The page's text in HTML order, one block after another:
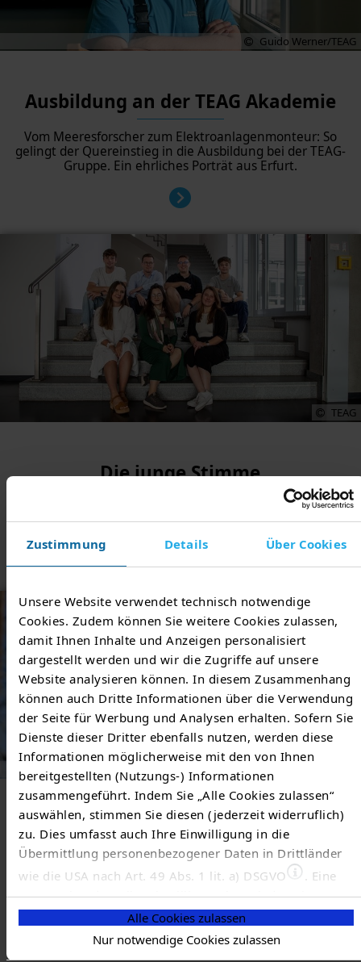
Zustimmung Details Über Cookies
Unsere Website verwendet technisch notwendige
Cookies. Zudem können Sie weitere Cookies zulassen,
damit Ihnen Inhalte und Anzeigen personalisiert
dargestellt werden und wir die Zugriffe auf unsere
Website analysieren können. In diesem Zusammenhang
können auch Dritte Informationen über die Verwendung
der Seite für Werbung und Analysen erhalten. Sofern Sie
Dienste dieser Dritter ebenfalls nutzen, werden diese
Informationen möglicherweise mit den von Ihnen
bereitgestellten (Nutzungs-) Informationen
zusammengeführt. Indem Sie „Alle Cookies zulassen“
auswählen, stimmen Sie diesen (jederzeit widerruflich)
zu. Dies umfasst auch Ihre Einwilligung in die
Übermittlung personenbezogener Daten in Drittländer
wie die USA nach Art. 49 Abs. 1 lit. a) DSGVO
. Eine
entsprechend erteilte Einwilligung kann jederzeit
widerrufen werden. Nähere Informationen zu allem
Vorgenannten finden Sie in dieser
Cookieerklärung
Datenschutzerklärung
Alle Cookies zulassen
Nur notwendige Cookies zulassen
Guido Werner/TEAG
Ausbildung an der TEAG Akademie
Vom Meeresforscher zum Elektroanlagenmonteur: So
gelingt der Quereinstieg in die Ausbildung bei der TEAG-
Gruppe. Ein ehrliches Porträt aus Erfurt.
TEAG
Die junge Stimme
Seit Mai 2025 ist die neu gewählte Jugend- und
Auszubildendenvertretung der TEAG-Gruppe im Amt.
Wie Maja Seifert ihrem Berufsleben
eine neue Richtung gab
Manchmal reicht ein einziger Gedanke, um beruflich neu
durchzustarten: "Das kann ich auch!" Für Maja Seifert war
genau dieser Satz der Wendepunkt.